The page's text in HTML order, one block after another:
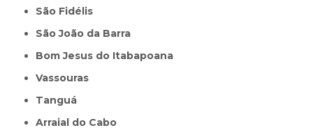
São Fidélis
São João da Barra
Bom Jesus do Itabapoana
Vassouras
Tanguá
Arraial do Cabo